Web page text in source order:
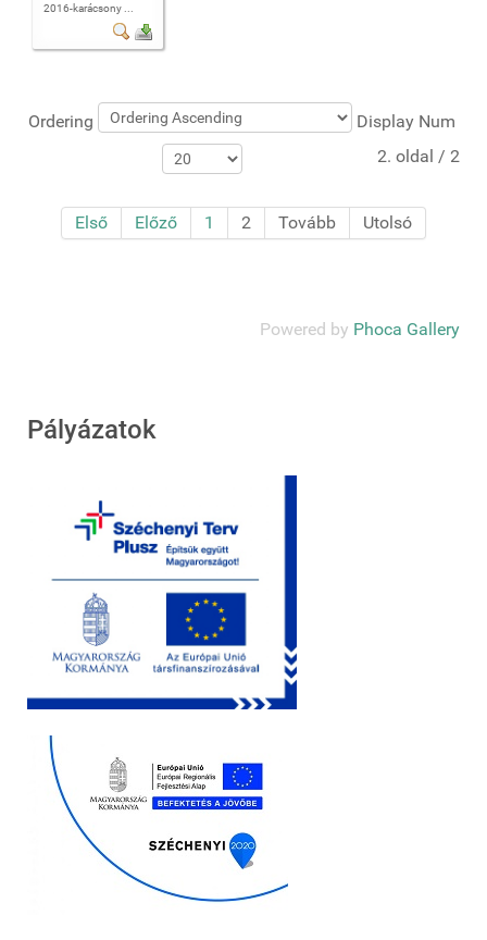
2016-karácsony ...
Ordering
Display Num
2. oldal / 2
Első Előző 1 2 Tovább Utolsó
Powered by Phoca Gallery
Pályázatok